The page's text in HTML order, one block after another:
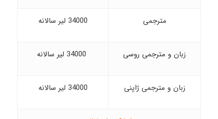
مترجمی 34000 لیر سالانه
زبان و مترجمی روسی
زبان و مترجمی ژاپنی 34000 لیر سالانه